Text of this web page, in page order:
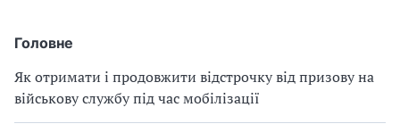
Головне
Як отримати і продовжити відстрочку від призову на
військову службу під час мобілізації